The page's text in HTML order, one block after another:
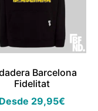
Barcelona
Fidelitat
Desde 29,95€